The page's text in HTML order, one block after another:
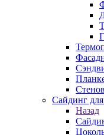
Сайдинг
Назад